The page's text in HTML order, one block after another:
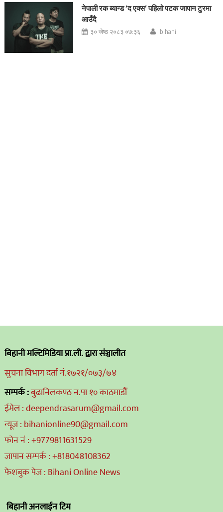
नेपाली रक ब्यान्ड ‘द एक्स’ पहिलो पटक जापान टुरमा
आउँदै
३० जेष्ठ २०८३ ०७:३६ bihani
बिहानी मल्टिमिडिया प्रा.ली. द्वारा संञ्चालीत
सुचना विभाग दर्ता नं.१७२१/०७३/७४
सम्पर्क :बुढानिलकण्ठ न.पा १० काठमाडौं
ईमेल : deependrasarum@gmail.com
न्यूज : bihanionline90@gmail.com
फोन नं : +9779811631529
जापान सम्पर्क : +818048108362
फेशबुक पेज : Bihani Online News
बिहानी अनलाईन टिम